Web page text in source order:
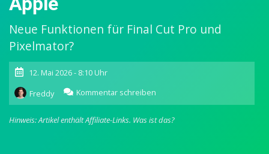
Neue Funktionen für Final Cut Pro und
Pixelmator?
12. Mai 2026 - 8:10 Uhr
Freddy
Kommentar schreiben
Apple
kauft
color.io:
Hinweis: Artikel enthält Affiliate-Links. Was ist das?